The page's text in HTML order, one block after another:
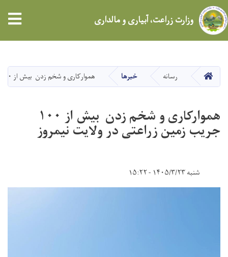
main
content
وزارت زراعت، آبیاری و مالداری
HOME رسانه خبرها هموارکاری و شخم زدن بیش از ۱۰۰ جریب زمین زراعتی در ولایت نیمروز
هموارکاری و شخم زدن بیش از ۱۰۰
جریب زمین زراعتی در ولایت نیمروز
شنبه ۱۴۰۵/۳/۲۳ - ۱۵:۲۲